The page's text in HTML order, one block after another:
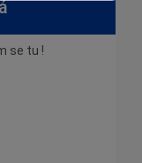
se tu !